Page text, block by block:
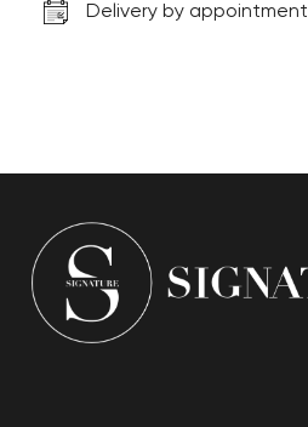
Delivery by appointment